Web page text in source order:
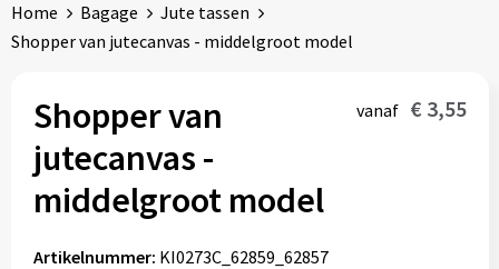
Sweaters en hoodies
Jassen
Hemden
Eten & drinken
Snoepgoed
Waterflesjes
Home Bagage
Jute tassen
Shopper van jutecanvas - middelgroot model
Shopper van
jutecanvas -
middelgroot model
vanaf € 3,55
Artikelnummer: KI0273C_62859_62857